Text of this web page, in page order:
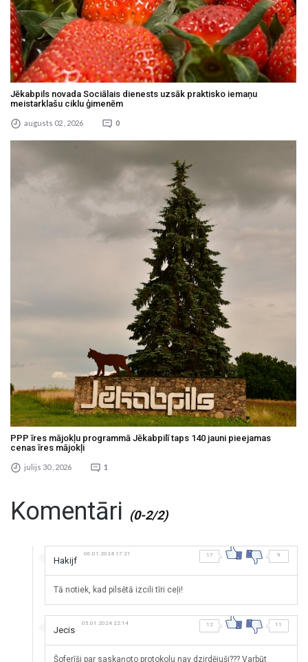
Jēkabpils novada Sociālais dienests uzsāk praktisko iemaņu
meistarklašu ciklu ģimenēm
augusts 02 , 2026 0
PPP īres mājokļu programmā Jēkabpilī taps 140 jauni pieejamas
cenas īres mājokļi
julijs 30 , 2026 1
Komentāri (0-2/2)
Hakijf
06.01.2024 17:21 17 9
Tā notiek, kad pilsētā izcili tīri ceļi!
Jecis
05.01.2024 22:14 12 11
Šoferīši par saskaņoto protokolu nav dzirdējuši??? Varbūt